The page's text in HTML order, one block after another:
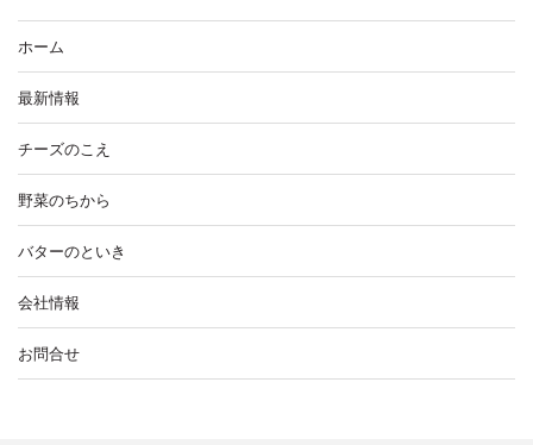
ホーム
最新情報
チーズのこえ
野菜のちから
バターのといき
会社情報
お問合せ